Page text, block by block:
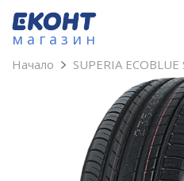
магазин
Начало SUPERIA